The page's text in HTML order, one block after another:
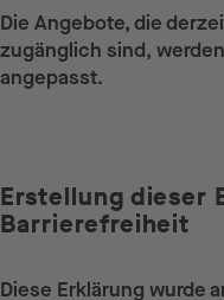
Die Angebote, die
zugänglich sind,
angepasst.
Erstellung dieser
Barrierefreiheit
Diese Erklärung wurde